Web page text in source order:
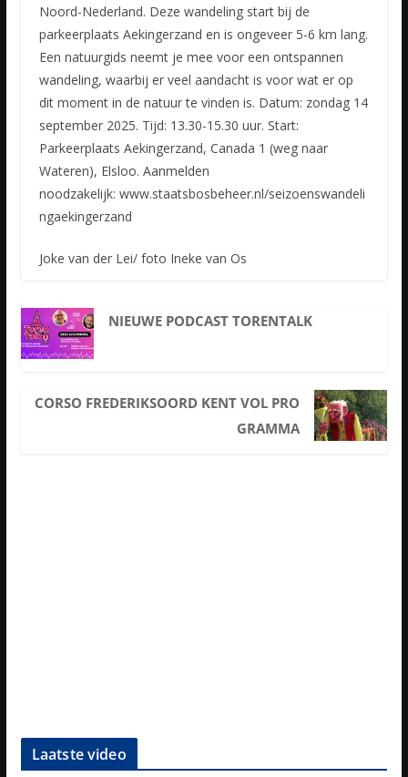
Noord-Nederland. Deze wandeling start bij de
parkeerplaats Aekingerzand en is ongeveer 5-6 km lang.
Een natuurgids neemt je mee voor een ontspannen
wandeling, waarbij er veel aandacht is voor wat er op
dit moment in de natuur te vinden is. Datum: zondag 14
september 2025. Tijd: 13.30-15.30 uur. Start:
Parkeerplaats Aekingerzand, Canada 1 (weg naar
Wateren), Elsloo. Aanmelden
noodzakelijk: www.staatsbosbeheer.nl/seizoenswandeli
ngaekingerzand
Joke van der Lei/ foto Ineke van Os
NIEUWE PODCAST TORENTALK
CORSO FREDERIKSOORD KENT VOL PRO
GRAMMA
Laatste video